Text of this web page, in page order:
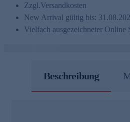
Zzgl.Versandkosten
New Arrival gültig bis:
Vielfach ausgezeichneter Online
Beschreibung